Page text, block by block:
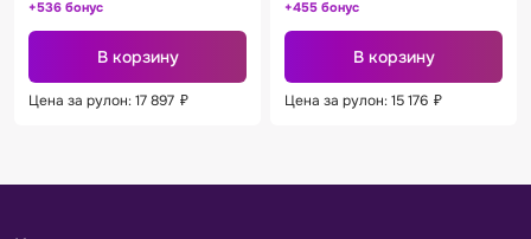
+536 бонус
В корзину
Цена за рулон: 17 897 ₽
+455 бонус
В корзину
Цена за рулон: 15 176 ₽